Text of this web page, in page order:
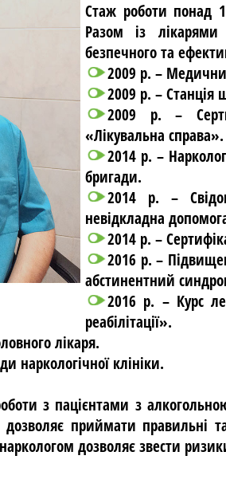
Стаж роботи понад
Разом із
безпечного та
2009 р. –
2009 р. – Станція
2009 р. –
«Лікувальна справа».
2014 р. –
бригади.
2014 р. –
невідкладна
2014 р. –
2016 р. –
абстинентний
2016 р. – Курс
реабілітації».
лікаря.
наркологічної клініки.
з пацієнтами з
дозволяє приймати правильні
дозволяє звести